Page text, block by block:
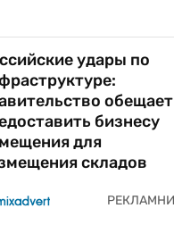
удары по
обещает
бизнесу
для
складов